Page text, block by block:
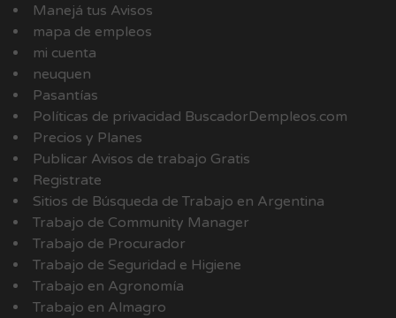
Manejá tus Avisos
mapa de empleos
mi cuenta
neuquen
Pasantías
Políticas de privacidad BuscadorDempleos.com
Precios y Planes
Publicar Avisos de trabajo Gratis
Registrate
Sitios de Búsqueda de Trabajo en Argentina
Trabajo de Community Manager
Trabajo de Procurador
Trabajo de Seguridad e Higiene
Trabajo en Agronomía
Trabajo en Almagro